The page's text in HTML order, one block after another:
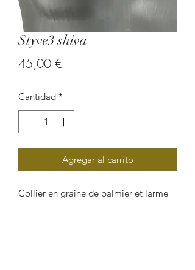
Styve3 shiva
45,00 €Precio
Cantidad *
Agregar al carrito
Collier en graine de palmier et larme